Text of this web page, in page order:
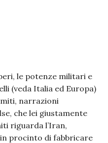
le potenze militari e
(veda Italia ed Europa)
narrazioni
che lei giustamente
riguarda l’Iran,
procinto di fabbricare